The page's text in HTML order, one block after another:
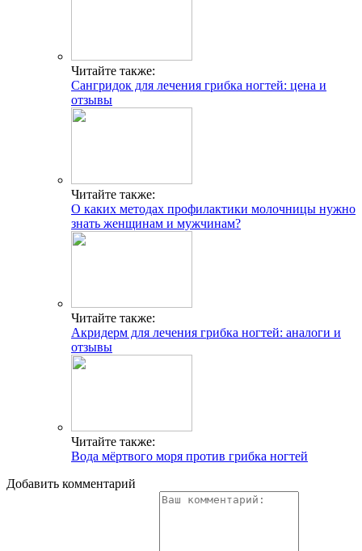
Читайте также:
Сангридок для лечения грибка ногтей: цена и
отзывы
Читайте также:
О каких методах профилактики молочницы нужно
знать женщинам и мужчинам?
Читайте также:
Акридерм для лечения грибка ногтей: аналоги и
отзывы
Читайте также:
Вода мёртвого моря против грибка ногтей
Добавить комментарий